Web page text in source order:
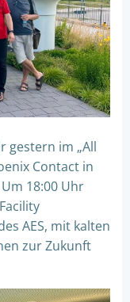
gestern im „All
Contact in
18:00 Uhr
AES, mit kalten
zur Zukunft